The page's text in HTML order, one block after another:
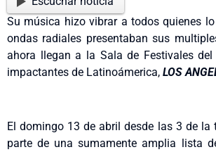
Su música hizo vibrar a todos quienes
ondas radiales presentaban sus
ahora llegan a la Sala de Festivales
impactantes de Latinoámerica, LOS
El domingo 13 de abril desde las 3 de
parte de una sumamente amplia lista